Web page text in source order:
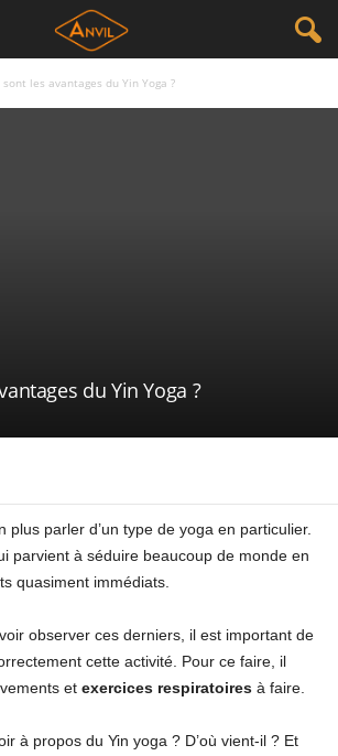
sont les avantages du Yin Yoga ?
du Yin Yoga ?
plus parler d’un type de yoga en particulier.
parvient à séduire beaucoup de monde en
quasiment immédiats.
observer ces derniers, il est important de
cette activité. Pour ce faire, il
et exercices respiratoires à faire.
à propos du Yin yoga ? D’où vient-il ? Et